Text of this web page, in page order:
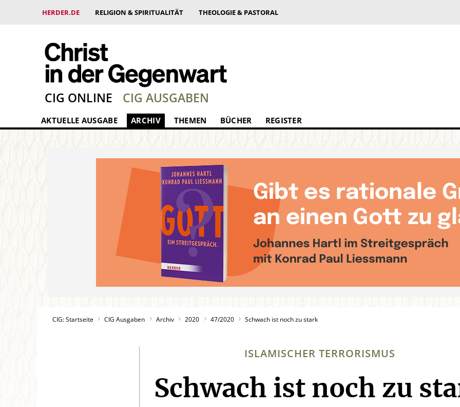
HERDER.DE RELIGION & SPIRITUALITÄT THEOLOGIE & PASTORAL
CIG ONLINE CIG AUSGABEN
AKTUELLE AUSGABE ARCHIV THEMEN BÜCHER REGISTER
CIG: Startseite CIG Ausgaben Archiv 2020 47/2020 Schwach ist noch zu stark
ISLAMISCHER TERRORISMUS
:
Schwach ist noch zu